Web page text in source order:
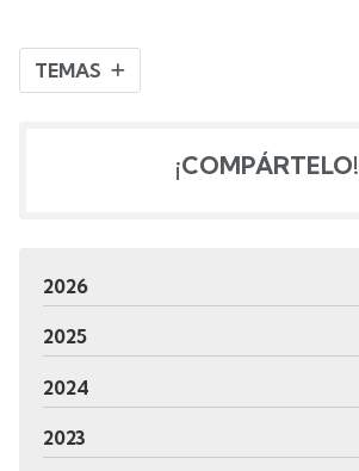
TEMAS
¡COMPÁRTELO!
2026
2025
2024
2023